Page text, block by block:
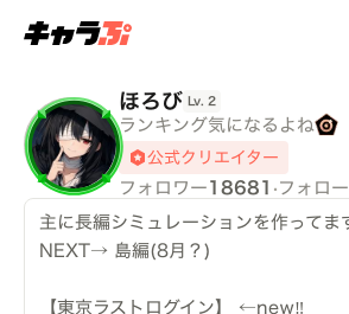
ほろび Lv. 2
ランキング気になるよね
公式クリエイター
フォロワー 18681 · フォロ
主に長編シミュレーションを作ってま
NEXT→ 島編(8月？)
【東京ラストログイン】 ←new‼️